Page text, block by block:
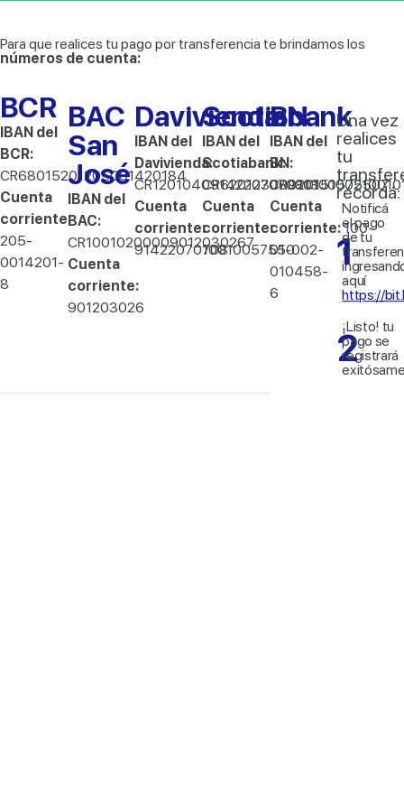
Para que realices tu pago por transferencia te brindamos los
números de cuenta:
BCR
IBAN del
BCR:
CR68015201205001420184
Cuenta
corriente:
205-
0014201-
8
BAC
San
José
IBAN del
BAC:
CR10010200009012030267
Cuenta
corriente:
901203026
Davivienda
IBAN del
Davivienda:
CR12010409142207070813
Cuenta
corriente:
91422070708
Scotiabank
IBAN del
Scotiabank:
CR62012300010100575507
Cuenta
corriente:
10010057550
BN
IBAN del
BN:
Cuenta
corriente:100-
01-002-
010458-
6
Una vez
realices
tu
recordá:
1
Notificá
el pago
de tu
aquí
https://
2
¡Listo! tu
pago se
registrará